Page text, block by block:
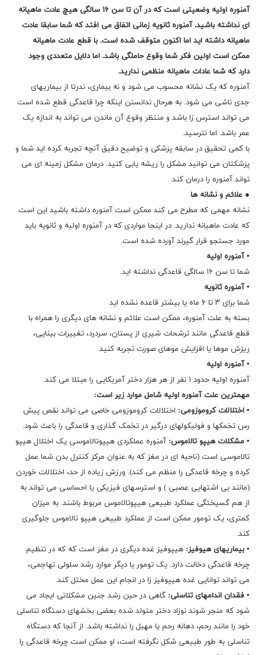
آمنوره اولیه وضعیتی است که در آن تا سن ۱۶ سالگی هیچ عادت ماهیانه
ای نداشته باشید. آمنوره ثانویه زمانی اتفاق می افتد که شما سابقا عادت
ماهیانه داشته اید اما اکنون متوقف شده است. با قطع عادت ماهیانه
ممکن است اولین فکر شما وقوع حاملگی باشد. اما دلایل متعددی وجود
دارد که شما عادات ماهیانه منظمی ندارید.
آمنوره که یک نشانه محسوب می شود و نه بیماری، ندرتا از بیماریهای
جدی ناشی می شود. به هرحال ندانستن اینکه چرا قاعدگی قطع شده است
می تواند استرس زا باشد و منتظر وقوع آن ماندن می تواند به اندازه یک
عمر باشد. اما نترسید.
با کمی تحقیق در سابقه پزشکی و توضیح دقیق آنچه تجربه کرده اید شما و
پزشکتان می توانید مشکل را ریشه یابی کنید. درمان مشکل زمینه ای می
تواند آمنوره را درمان کند.
● علائم و نشانه ها
نشانه مهمی که مطرح می کند ممکن است آمنوره داشته باشید این است
که عادت ماهیانه ندارید. در اینجا مواردی که در آمنوره اولیه و ثانویه باید
مورد جستجو قرار گیرند آورده شده است.
▪ آمنوره اولیه
شما تا سن ۱۶ سالگی قاعدگی نداشته اید.
▪ آمنوره ثانویه
شما برای ۳ تا ۶ ماه یا بیشتر قاعده نشده اید
بسته به علت آمنوره، ممکن است علائم و نشانه های دیگری را همراه با
قطع قاعدگی مانند ترشحات شیری از پستان، سردرد، تغییرات بینایی،
ریزش موها یا افزایش موهای صورت تجربه کنید.
▪ آمنوره اولیه
آمنوره اولیه حدود ۱ نفر از هر هزار دختر آمریکایی را مبتلا می کند.
مهمترین علت آمنوره اولیه شامل موارد زیر است:
▪ اختلالات کروموزومی: اختلالات کروموزومی خاصی می تواند نقص پیش
رس تخمکها و فولیکولهای درگیر در تخمک گذاری و قاعدگی را باعث شود.
▪ مشکلات هیپو تالاموس: آمنوره عملکردی هیپوتالاموسی یک اختلال هیپو
تالاموسی است (ناحیه ای در مغز که به عنوان مرکز کنترل بدن شما عمل
کرده و چرخه قاعدگی را منظم می کند). ورزش زیاده از حد، اختلالات خوردن
(مانند بی اشتهایی عصبی ) و استرسهای فیزیکی یا احساسی می تواند به
از هم گسیختگی عملکرد طبیعی هیپوتالاموس مربوط باشند. به میزان
کمتری، یک تومور ممکن است از عملکرد طبیعی هیپو تالاموس جلوگیری
کند.
▪ بیماریهای هیوفیز: هیپوفیز غده دیگری در مغز است که که در تنظیم
چرخه قاعدگی دخالت دارد. یک تومور یا دیگر موارد رشد سلولی تهاجمی،
می تواند توانایی غده هیپوفیز زا در انجام این عمل مختل کند.
▪ فقدان اندامهای تناسلی: گاهی در حین رشد جنین مشکلاتی ایجاد می
شود که منجر شوند نوزاد دختر متولد شده بعضی بخشهای دستگاه تناسلی
خود را مانند رحم، دهانه رحم یا مهبل را نداشته باشد. از آنجا که دستگاه
تناسلی به طور طبیعی شکل نگرفته است، او ممکن است چرخه قاعدگی را